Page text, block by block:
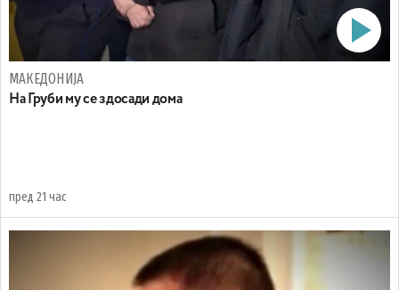
МАКЕДОНИЈА
На Груби му се здосади дома
пред 21 час